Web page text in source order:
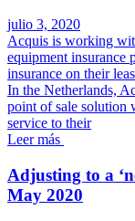
julio 3, 2020
Acquis is working
equipment insurance
insurance on their
In the Netherlands,
point of sale solution
service to their
Leer más
Adjusting to a
May 2020